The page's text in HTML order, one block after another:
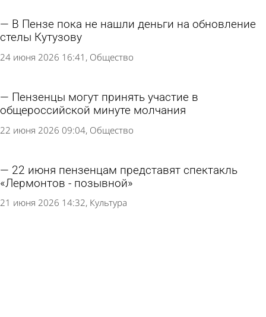
В Пензе пока не нашли деньги на обновление
стелы Кутузову
24 июня 2026 16:41 Общество
Пензенцы могут принять участие в
общероссийской минуте молчания
22 июня 2026 09:04 Общество
22 июня пензенцам представят спектакль
«Лермонтов - позывной»
21 июня 2026 14:32 Культура